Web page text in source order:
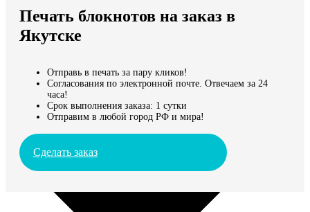
Мы доставляем по всему миру
Продолжить без города
Печать блокнотов на заказ в
Якутске
Отправь в печать за пару кликов!
Согласования по электронной почте. Отвечаем за 24
часа!
Срок выполнения заказа: 1 сутки
Отправим в любой город РФ и мира!
Сделать заказ